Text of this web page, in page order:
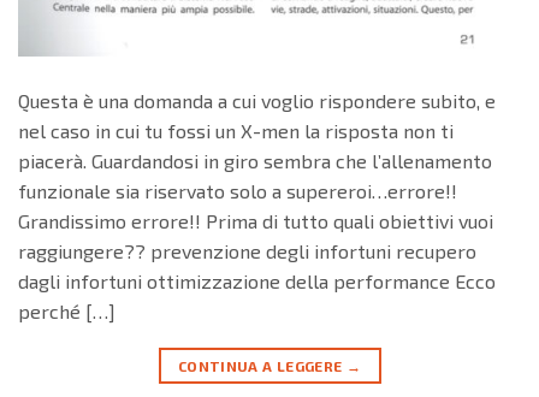
Questa è una domanda a cui voglio rispondere subito, e
nel caso in cui tu fossi un X-men la risposta non ti
piacerà. Guardandosi in giro sembra che l’allenamento
funzionale sia riservato solo a supereroi…errore!!
Grandissimo errore!! Prima di tutto quali obiettivi vuoi
raggiungere?? prevenzione degli infortuni recupero
dagli infortuni ottimizzazione della performance Ecco
perché […]
CONTINUA A LEGGERE →